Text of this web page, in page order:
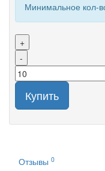
Минимальное кол-
+
-
Купить
Отзывы 0